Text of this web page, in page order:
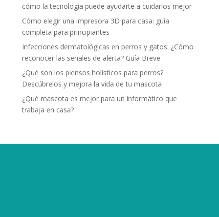
cómo la tecnología puede ayudarte a cuidarlos mejor
Cómo elegir una impresora 3D para casa: guía
completa para principiantes
Infecciones dermatológicas en perros y gatos: ¿Cómo
reconocer las señales de alerta? Guía Breve
¿Qué son los piensos holísticos para perros?
Descúbrelos y mejora la vida de tu mascota
¿Qué mascota es mejor para un informático que
trabaja en casa?